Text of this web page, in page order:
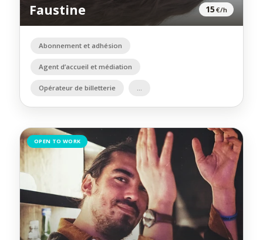
Faustine 15€/h
Abonnement et adhésion
Agent d’accueil et médiation
Opérateur de billetterie
OPEN TO WORK